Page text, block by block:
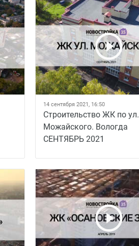
14 сентября 2021, 16:50
Строительство ЖК по ул.
Можайского. Вологда
СЕНТЯБРЬ 2021